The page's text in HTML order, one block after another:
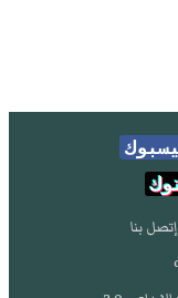
إتصل بنا